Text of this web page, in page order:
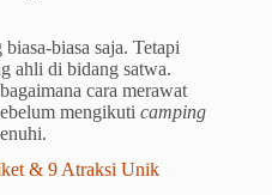
biasa saja. Tetapi
ahli di bidang satwa.
cara merawat
mengikuti camping
& 9 Atraksi Unik